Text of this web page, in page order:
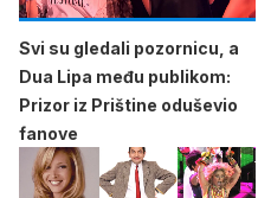
Svi su gledali pozornicu, a
Dua Lipa među publikom:
Prizor iz Prištine oduševio
fanove